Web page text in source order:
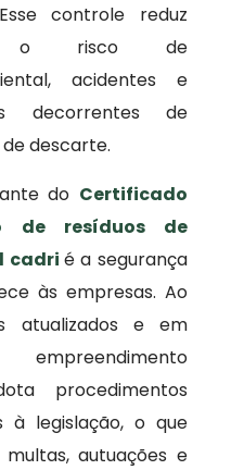
controle reduz
o risco de
acidentes e
decorrentes de
descarte.
do Certificado
de resíduos de
cadrié a segurança
às empresas. Ao
atualizados e em
procedimentos
à legislação, o que
autuações e